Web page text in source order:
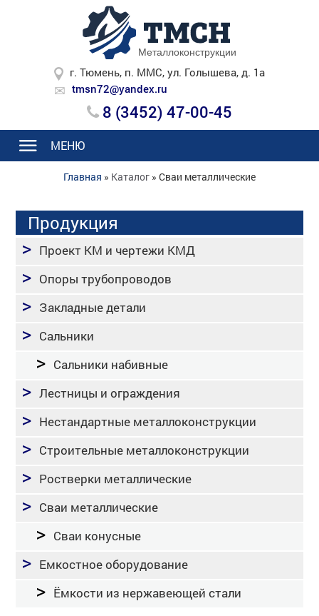
Металлоконструкции
г. Тюмень, п. ММС, ул. Голышева, д. 1а
tmsn72@yandex.ru
8 (3452) 47-00-45
МЕНЮ
Главная » Каталог » Сваи металлические
Продукция
Проект КМ и чертежи КМД
Опоры трубопроводов
Закладные детали
Сальники
Сальники набивные
Лестницы и ограждения
Нестандартные металлоконструкции
Строительные металлоконструкции
Ростверки металлические
Сваи металлические
Сваи конусные
Емкостное оборудование
Ёмкости из нержавеющей стали